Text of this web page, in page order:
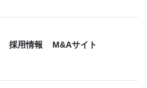
採用情報 M&Aサイト